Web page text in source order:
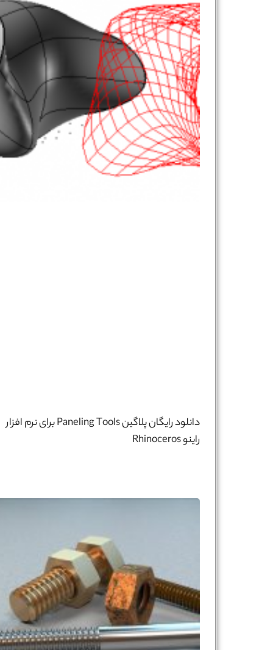
دانلود رایگان پلاگین Paneling Tools برای نرم افزار
راینو Rhinoceros
نام و نام خانوادگی : *